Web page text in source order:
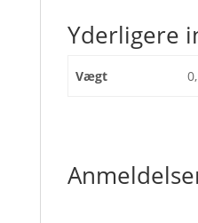
Yderligere
Vægt